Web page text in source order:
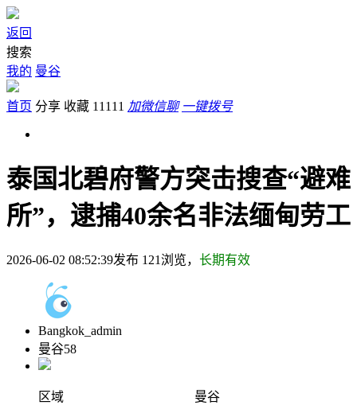
返回
搜索
我的 曼谷
首页 分享 收藏 11111 加微信聊 一键拨号
泰国北碧府警方突击搜查“避难
所”，逮捕40余名非法缅甸劳工
2026-06-02 08:52:39发布 121 浏览， 长期有效
Bangkok_admin
曼谷58
区域 曼谷